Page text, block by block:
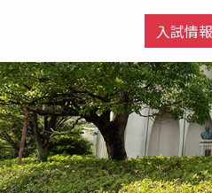
入試情報